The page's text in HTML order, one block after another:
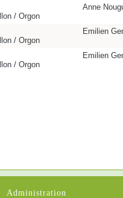
/ Orgon
Anne
/ Orgon
Emilien
/ Orgon
Emilien
Administration